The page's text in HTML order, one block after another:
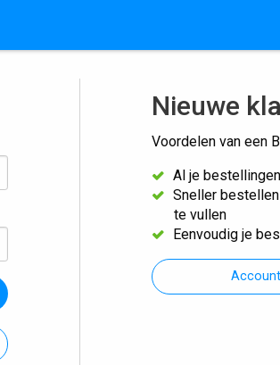
Nieuwe
Voordelen van een
Al je
Sneller
te vullen
Eenvoudig je